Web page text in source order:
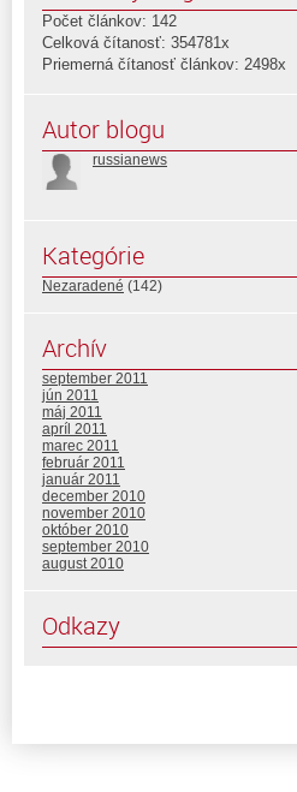
Počet článkov: 142
Celková čítanosť: 354781x
Priemerná čítanosť článkov: 2498x
Autor blogu
russianews
Kategórie
Nezaradené (142)
Archív
september 2011
jún 2011
máj 2011
apríl 2011
marec 2011
február 2011
január 2011
december 2010
november 2010
október 2010
september 2010
august 2010
Odkazy